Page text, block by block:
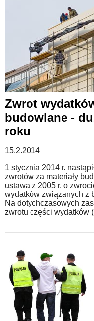
Zwrot
budowlane -
roku
15.2.2014
1 stycznia 2014 r.
zwrotów za materiały
ustawa z 2005 r. o
wydatków związanych z
Na dotychczasowych
zwrotu części wydatków